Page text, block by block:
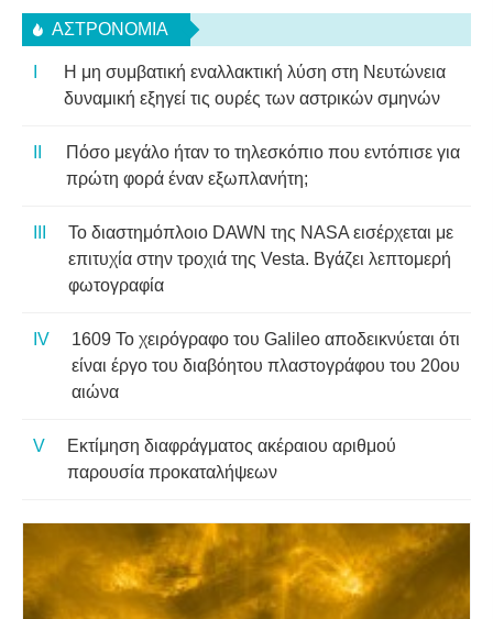
ΑΣΤΡΟΝΟΜΊΑ
Η μη συμβατική εναλλακτική λύση στη Νευτώνεια
δυναμική εξηγεί τις ουρές των αστρικών σμηνών
Πόσο μεγάλο ήταν το τηλεσκόπιο που εντόπισε για
πρώτη φορά έναν εξωπλανήτη;
Το διαστημόπλοιο DAWN της NASA εισέρχεται με
επιτυχία στην τροχιά της Vesta. Βγάζει λεπτομερή
φωτογραφία
1609 Το χειρόγραφο του Galileo αποδεικνύεται ότι
είναι έργο του διαβόητου πλαστογράφου του 20ου
αιώνα
Εκτίμηση διαφράγματος ακέραιου αριθμού
παρουσία προκαταλήψεων